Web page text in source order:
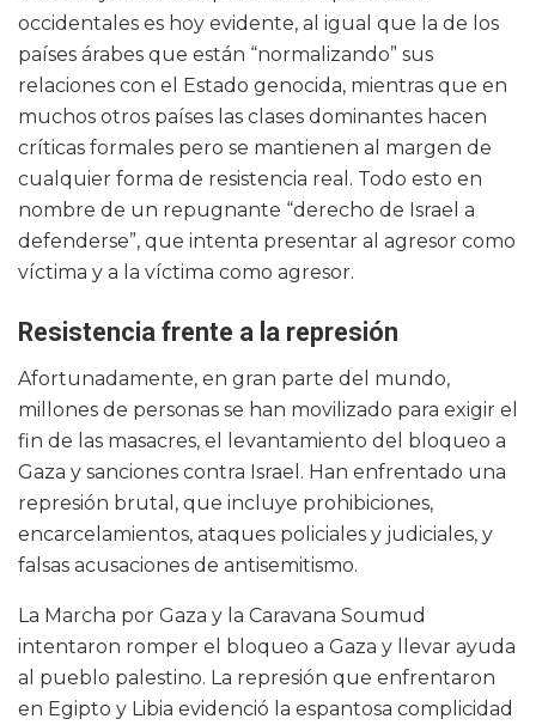
occidentales es hoy evidente, al igual que la de los
países árabes que están “normalizando” sus
relaciones con el Estado genocida, mientras que en
muchos otros países las clases dominantes hacen
críticas formales pero se mantienen al margen de
cualquier forma de resistencia real. Todo esto en
nombre de un repugnante “derecho de Israel a
defenderse”, que intenta presentar al agresor como
víctima y a la víctima como agresor.
Resistencia frente a la represión
Afortunadamente, en gran parte del mundo,
millones de personas se han movilizado para exigir el
fin de las masacres, el levantamiento del bloqueo a
Gaza y sanciones contra Israel. Han enfrentado una
represión brutal, que incluye prohibiciones,
encarcelamientos, ataques policiales y judiciales, y
falsas acusaciones de antisemitismo.
La Marcha por Gaza y la Caravana Soumud
intentaron romper el bloqueo a Gaza y llevar ayuda
al pueblo palestino. La represión que enfrentaron
en Egipto y Libia evidenció la espantosa complicidad